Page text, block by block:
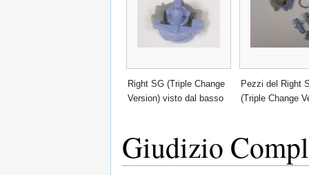
Right SG (Triple Change
Version) visto dal basso
Pezzi del Right
(Triple Change
Giudizio